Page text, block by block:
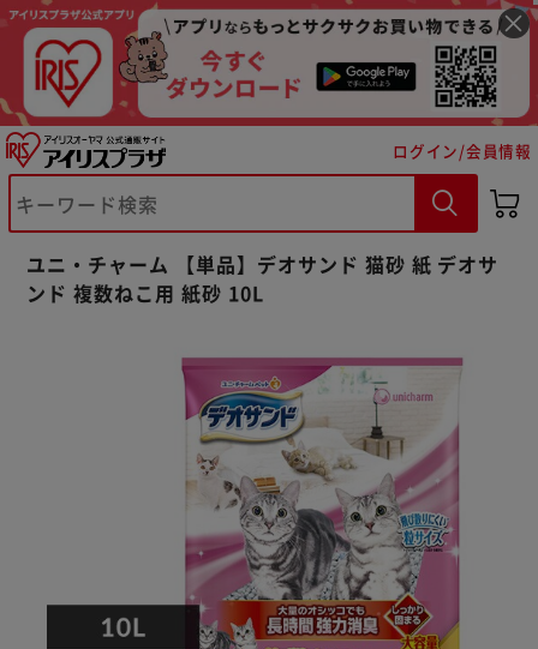
ログイン/会員情報
ユニ・チャーム 【単品】デオサンド 猫砂 紙 デオサ
ンド 複数ねこ用 紙砂 10L
※ご確認ください
カートに入れる 購入手続きへ